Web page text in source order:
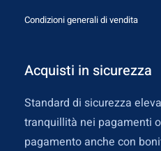
Condizioni generali di vendita
Acquisti in sicurezza
Standard di sicurezza
tranquillità nei pagamenti
pagamento anche con